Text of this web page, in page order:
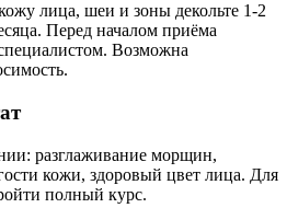
лица, шеи и зоны декольте 1-2
Перед началом приёма
Возможна
разглаживание морщин,
кожи, здоровый цвет лица. Для
полный курс.